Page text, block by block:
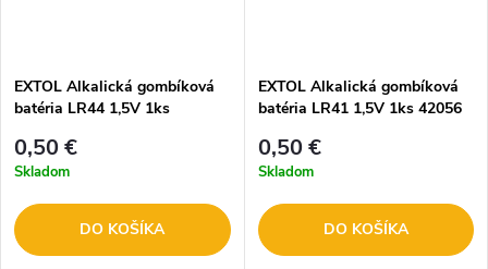
EXTOL Alkalická gombíková
batéria LR44 1,5V 1ks
0,50 €
Skladom
DO KOŠÍKA
EXTOL Alkalická gombíková
batéria LR41 1,5V 1ks 42056
0,50 €
Skladom
DO KOŠÍKA